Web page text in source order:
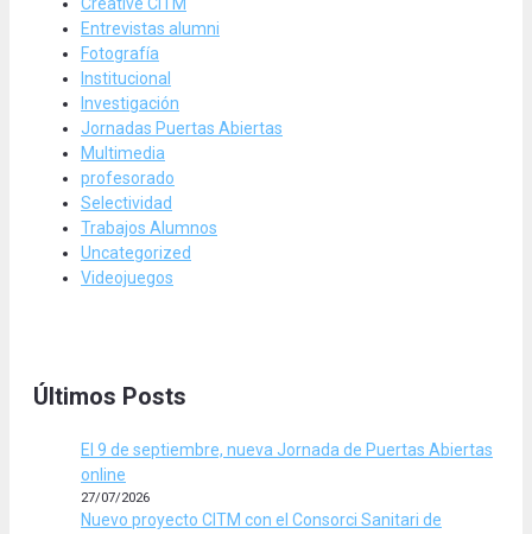
Entrevistas alumni
Fotografía
Institucional
Investigación
Jornadas Puertas Abiertas
Multimedia
profesorado
Selectividad
Trabajos Alumnos
Uncategorized
Videojuegos
Últimos Posts
El 9 de septiembre, nueva Jornada de Puertas Abiertas
online
27/07/2026
Nuevo proyecto CITM con el Consorci Sanitari de